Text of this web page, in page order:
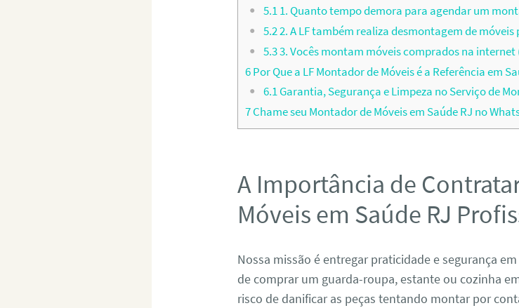
5.11. Quanto tempo demora para agendar um
5.22. A LF também realiza desmontagem de
5.33. Vocês montam móveis comprados na internet
6Por Que a LF Montador de Móveis é a Referência em
6.1Garantia, Segurança e Limpeza no Serviço de
7Chame seu Montador de Móveis em Saúde RJ no
A Importância de
Móveis em Saúde RJ
Nossa missão é entregar praticidade e segurança
de comprar um guarda-roupa, estante ou cozinha
risco de danificar as peças tentando montar por